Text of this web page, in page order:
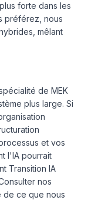
forte dans les
préférez, nous
mêlant
de MEK
plus large. Si
et vos
l'IA pourrait
Transition IA
nos
de ce que nous